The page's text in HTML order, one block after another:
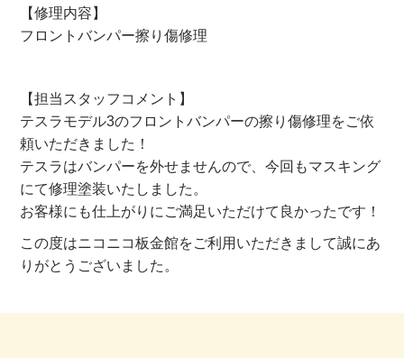
【修理内容】
フロントバンパー擦り傷修理
【担当スタッフコメント】
テスラモデル3のフロントバンパーの擦り傷修理をご依
頼いただきました！
テスラはバンパーを外せませんので、今回もマスキング
にて修理塗装いたしました。
お客様にも仕上がりにご満足いただけて良かったです！
この度はニコニコ板金館をご利用いただきまして誠にあ
りがとうございました。